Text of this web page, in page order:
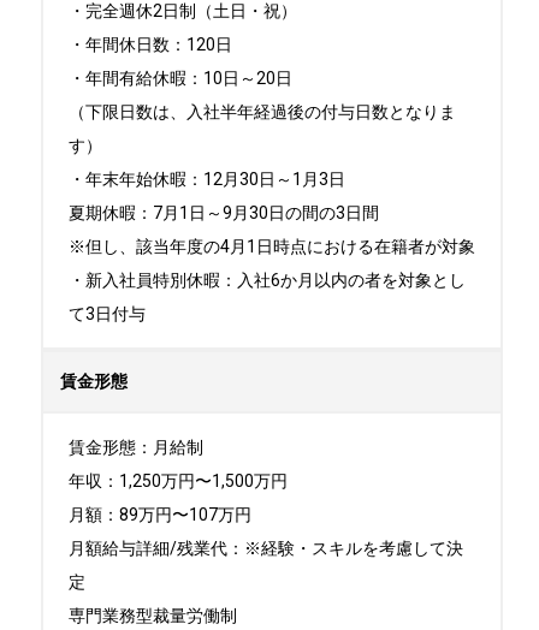
・完全週休2日制（土日・祝）
・年間休日数：120日
・年間有給休暇：10日～20日
（下限日数は、入社半年経過後の付与日数となりま
す）
・年末年始休暇：12月30日～1月3日
夏期休暇：7月1日～9月30日の間の3日間
※但し、該当年度の4月1日時点における在籍者が対象
・新入社員特別休暇：入社6か月以内の者を対象とし
て3日付与
賃金形態
賃金形態：月給制
年収：1,250万円〜1,500万円
月額：89万円〜107万円
月額給与詳細/残業代：※経験・スキルを考慮して決
定
専門業務型裁量労働制